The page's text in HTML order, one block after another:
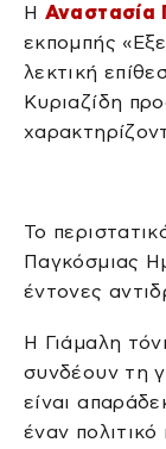
Η Αναστασία
εκπομπής
λεκτική
Κυριαζίδη
Το
Παγκόσμιας
έντονες
Η Γιάμαλη
συνδέουν τη
είναι
έναν